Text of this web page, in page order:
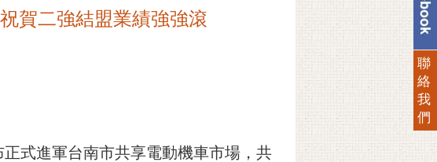
賀二強結盟業績強強滾
式進軍台南市共享電動機車市場，共
聯
絡
我
們